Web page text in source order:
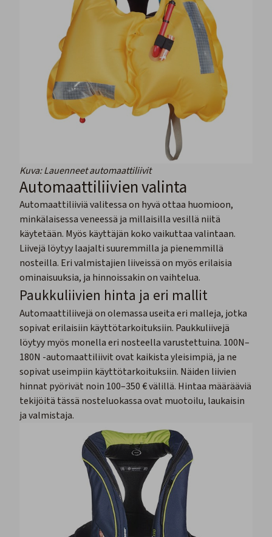
Kuva: Lauenneet automaattiliivit
Automaattiliivien valinta
Automaattiliiviä valitessa on hyvä ottaa huomioon,
minkälaisessa veneessä ja millaisilla vesillä niitä
käytetään. Myös käyttäjän koko vaikuttaa valintaan.
Liivejä löytyy laajalti suuremmilla ja pienemmillä
nosteilla. Eri valmistajien liiveissä on myös erilaisia
ominaisuuksia, ja hinnoissakin on vaihtelua.
Paukkuliivien hinta ja eri mallit
Automaattiliivejä on olemassa useita eri malleja, jotka
sopivat erilaisiin käyttötarkoituksiin. Paukkuliivejä
löytyy myös monella eri nosteella varustettuina. 100N–
180N -automaattiliivit ovat kaikista yleisimpiä, ja ne
sopivat useimpiin käyttötarkoituksiin. Näiden liivien
hinnat pyörivät noin 100–350 € välillä. Hintaa määrääviä
tekijöitä tässä nosteluokassa ovat muotoilu, laukaisin
ja valmistaja.